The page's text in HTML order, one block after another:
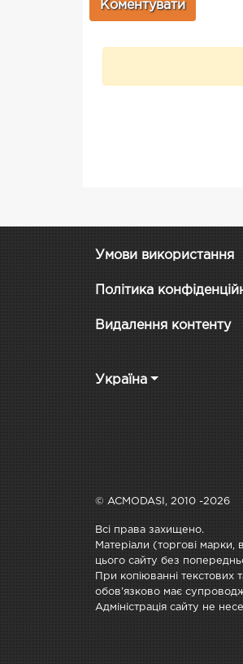
Умови використання
Політика
Видалення контенту
Україна
© ACMODASI, 2010 -2026
Всі права захищено.
Матеріали (торгові марки,
цього сайту без
При копіюванні текстових
обов'язково має
Адміністрація сайту не